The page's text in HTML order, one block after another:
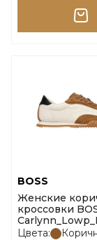
BOSS
Женские
кроссовки
размер 35
Цвета: